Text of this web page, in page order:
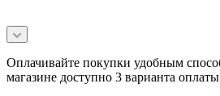
Оплачивайте покупки удобным
магазине доступно 3 варианта